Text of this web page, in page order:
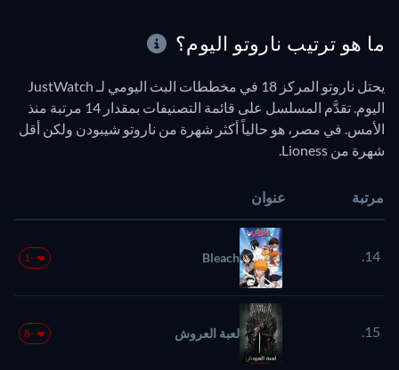
ما هو ترتيب ناروتو اليوم؟
يحتل ناروتو المركز 18 في مخططات البث اليومي لـ JustWatch
اليوم. تقدَّم المسلسل على قائمة التصنيفات بمقدار 14 مرتبة منذ
الأمس. في مصر، هو حالياً أكثر شهرة من ناروتو شيبودن ولكن أقل
شهرة من Lioness.
مرتبة عنوان
14.
Bleach
-1
15. لعبة العروش -8